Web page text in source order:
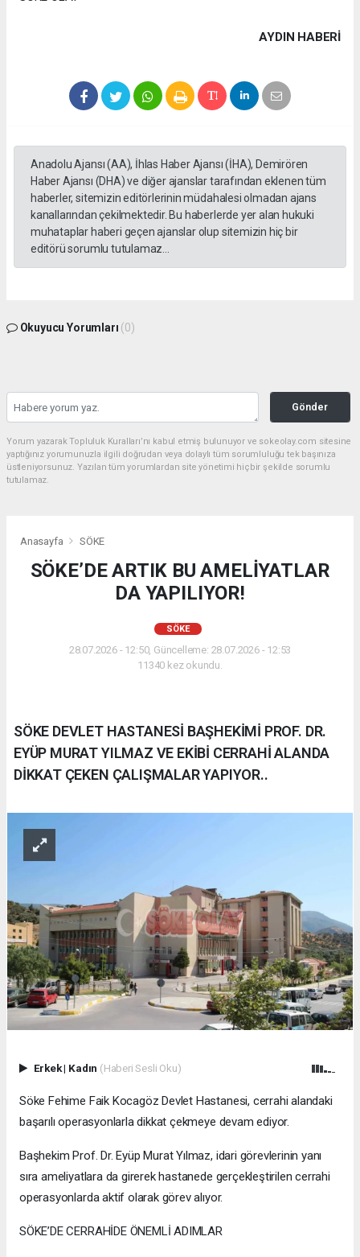
AYDIN HABERİ
Anadolu Ajansı (AA), İhlas Haber Ajansı (İHA), Demirören
Haber Ajansı (DHA) ve diğer ajanslar tarafından eklenen tüm
haberler, sitemizin editörlerinin müdahalesi olmadan ajans
kanallarından çekilmektedir. Bu haberlerde yer alan hukuki
muhataplar haberi geçen ajanslar olup sitemizin hiç bir
editörü sorumlu tutulamaz...
Okuyucu Yorumları (0)
Gönder
Yorum yazarak Topluluk Kuralları’nı kabul etmiş bulunuyor ve sokeolay.com sitesine
yaptığınız yorumunuzla ilgili doğrudan veya dolaylı tüm sorumluluğu tek başınıza
üstleniyorsunuz. Yazılan tüm yorumlardan site yönetimi hiçbir şekilde sorumlu
tutulamaz.
Anasayfa SÖKE
SÖKE’DE ARTIK BU AMELİYATLAR
DA YAPILIYOR!
SÖKE
28.07.2026 - 12:50, Güncelleme: 28.07.2026 - 12:53
11340 kez okundu.
SÖKE DEVLET HASTANESİ BAŞHEKİMİ PROF. DR.
EYÜP MURAT YILMAZ VE EKİBİ CERRAHİ ALANDA
DİKKAT ÇEKEN ÇALIŞMALAR YAPIYOR..
Erkek| Kadın (Haberi Sesli Oku)
Söke Fehime Faik Kocagöz Devlet Hastanesi, cerrahi alandaki
başarılı operasyonlarla dikkat çekmeye devam ediyor.
Başhekim Prof. Dr. Eyüp Murat Yılmaz, idari görevlerinin yanı
sıra ameliyatlara da girerek hastanede gerçekleştirilen cerrahi
operasyonlarda aktif olarak görev alıyor.
SÖKE’DE CERRAHİDE ÖNEMLİ ADIMLAR